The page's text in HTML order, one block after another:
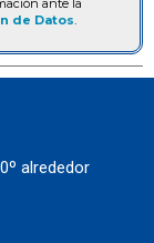
ante la
de Datos.
alrededor